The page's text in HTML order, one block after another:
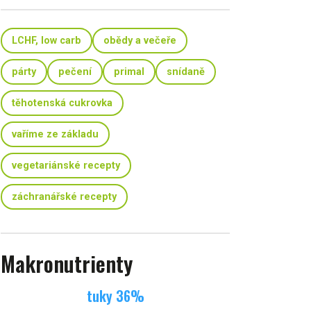
LCHF, low carb obědy a večeře
párty pečení primal snídaně
těhotenská cukrovka
vaříme ze základu
vegetariánské recepty
záchranářské recepty
Makronutrienty
tuky 36%